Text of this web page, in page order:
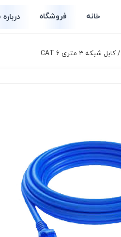
خانه فروشگاه
/ کابل شبکه ۳ متری CAT 6